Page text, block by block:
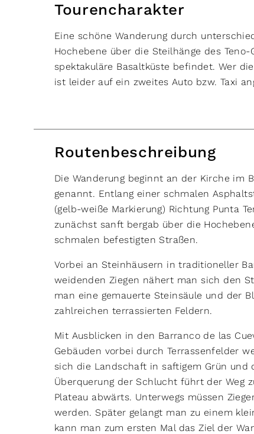
Tourencharakter
Eine schöne Wanderung durch
Hochebene über die Steilhänge des
spektakuläre Basaltküste befindet. Wer
ist leider auf ein zweites Auto bzw. Taxi
Routenbeschreibung
Die Wanderung beginnt an der Kirche im
genannt. Entlang einer schmalen
(gelb-weiße Markierung) Richtung Punta
zunächst sanft bergab über die
schmalen befestigten Straßen.
Vorbei an Steinhäusern in traditioneller
weidenden Ziegen nähert man sich den
man eine gemauerte Steinsäule und der
zahlreichen terrassierten Feldern.
Mit Ausblicken in den Barranco de las
Gebäuden vorbei durch Terrassenfelder
sich die Landschaft in saftigem Grün und
Überquerung der Schlucht führt der Weg
Plateau abwärts. Unterwegs müssen
werden. Später gelangt man zu einem
kann man zum ersten Mal das Ziel der